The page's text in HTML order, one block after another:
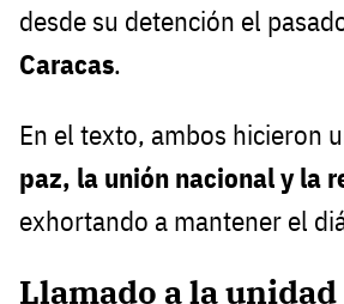
desde su detención el
Caracas.
En el texto, ambos hicieron
paz, la unión nacional y la
exhortando a mantener el
Llamado a la unidad